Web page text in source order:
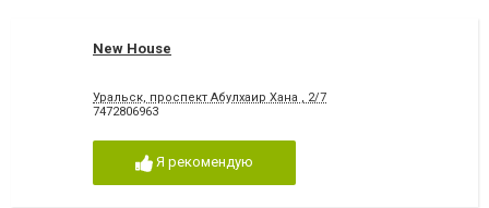
New House
Уральск, проспект Абулхаир Хана , 2/7
7472806963
Я рекомендую